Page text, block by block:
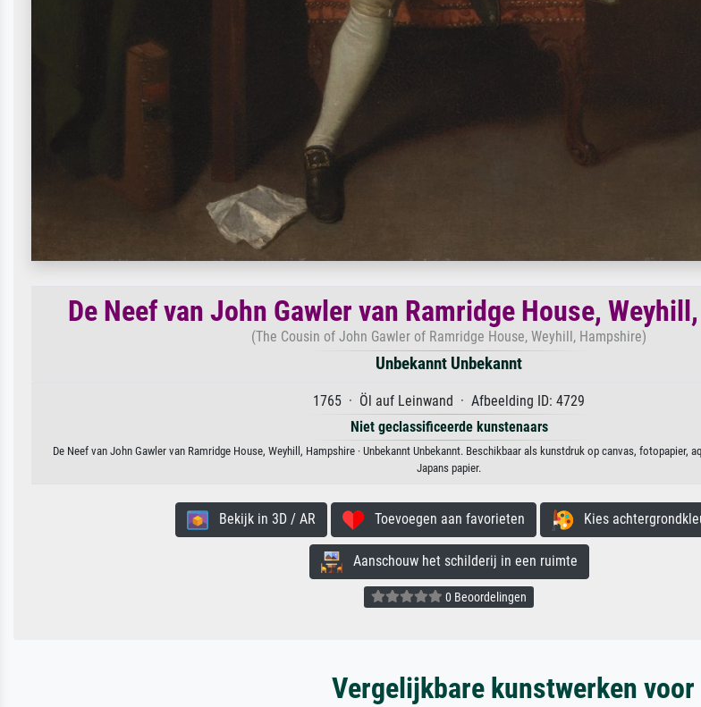
De Neef van John Gawler van Ramridge House,
(The Cousin of John Gawler of Ramridge House, Weyhill, Hampshire)
Unbekannt Unbekannt
1765 · Öl auf Leinwand · Afbeelding ID: 4729
Niet geclassificeerde kunstenaars
De Neef van John Gawler van Ramridge House, Weyhill, Hampshire · Unbekannt Unbekannt. Beschikbaar als kunstdruk op canvas, fotopapier,
Japans papier.
Bekijk in 3D / AR Toevoegen aan favorieten Kies
Aanschouw het schilderij in een ruimte
0 Beoordelingen
Vergelijkbare kunstwerken